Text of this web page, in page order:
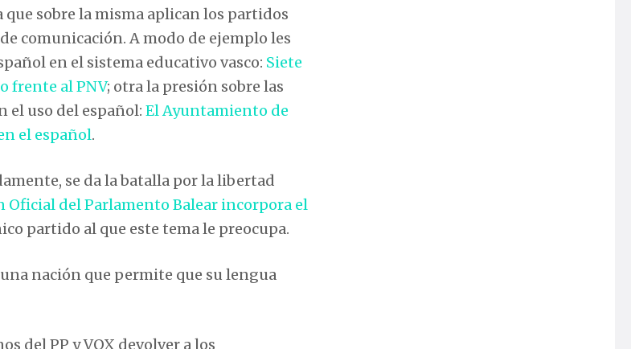
sobre la misma aplican los partidos
comunicación. A modo de ejemplo les
en el sistema educativo vasco: Siete
frente al PNV; otra la presión sobre las
el uso del español: El Ayuntamiento de
el español.
se da la batalla por la libertad
Oficial del Parlamento Balear incorpora el
partido al que este tema le preocupa.
nación que permite que su lengua
del PP y VOX devolver a los